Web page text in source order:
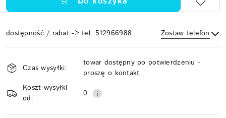
dostępność / rabat -> tel. 512966988 Zostaw telefon
Wyślij
i
dostawa
Czas wysyłki:
towar dostępny po potwierdzeniu -
proszę o kontakt
Koszt wysyłki
od:
0